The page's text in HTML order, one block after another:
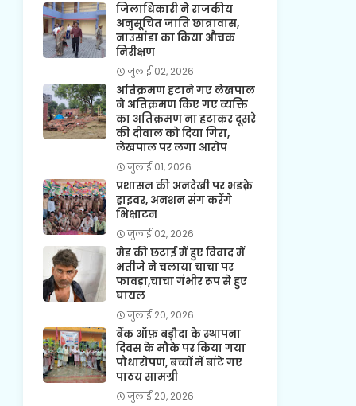
जिलाधिकारी ने राजकीय
अनुसूचित जाति छात्रावास,
नाउसांडा का किया औचक
निरीक्षण
जुलाई 02, 2026
अतिक्रमण हटाने गए लेखपाल
ने अतिक्रमण किए गए व्यक्ति
का अतिक्रमण ना हटाकर दूसरे
की दीवाल को दिया गिरा,
लेखपाल पर लगा आरोप
जुलाई 01, 2026
प्रशासन की अनदेखी पर भडक़े
ड्राइवर, अनशन संग करेंगे
भिक्षाटन
जुलाई 02, 2026
मेड की छटाई में हुए विवाद में
भतीजे ने चलाया चाचा पर
फावड़ा,चाचा गंभीर रूप से हुए
घायल
जुलाई 20, 2026
बैंक ऑफ़ बड़ौदा के स्थापना
दिवस के मौके पर किया गया
पौधारोपण, बच्चों में बांटे गए
पाठय सामग्री
जुलाई 20, 2026